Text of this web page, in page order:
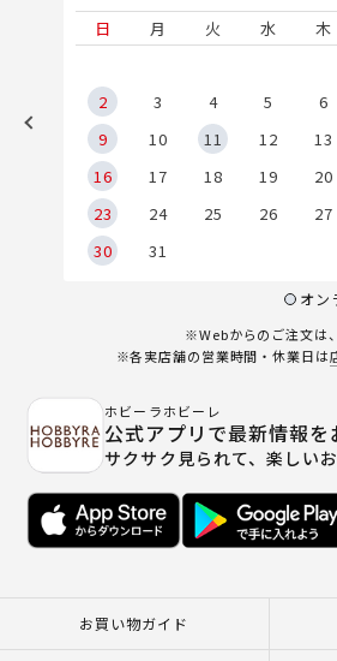
日
月 火 水 木
2
3 4 5 6
9
10 11 12 13
16
17 18 19 20
23
24 25 26 27
30
31
オン
※Webからのご注文は
※各実店舗の営業時間・休業日は
ホビーラホビーレ
公式アプリで最新情報を
サクサク見られて、楽しい
お買い物ガイド